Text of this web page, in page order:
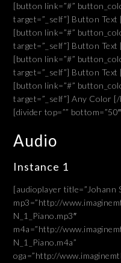
[button link=”#”
target=”_self”] Button
[button link=”#”
target=”_self”] Button
[button link=”#”
target=”_self”] Button
[button link=”#”
target=”_self”] Any Color
[divider top=””
Audio
Instance 1
[audioplayer title=”Johann
mp3=”http://
N_1_Piano.mp3″
m4a=”http://
N_1_Piano.m4a”
oga=”http://